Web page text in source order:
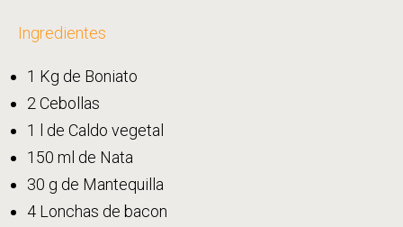
Ingredientes
1 Kg de Boniato
2 Cebollas
1 l de Caldo vegetal
150 ml de Nata
30 g de Mantequilla
4 Lonchas de bacon